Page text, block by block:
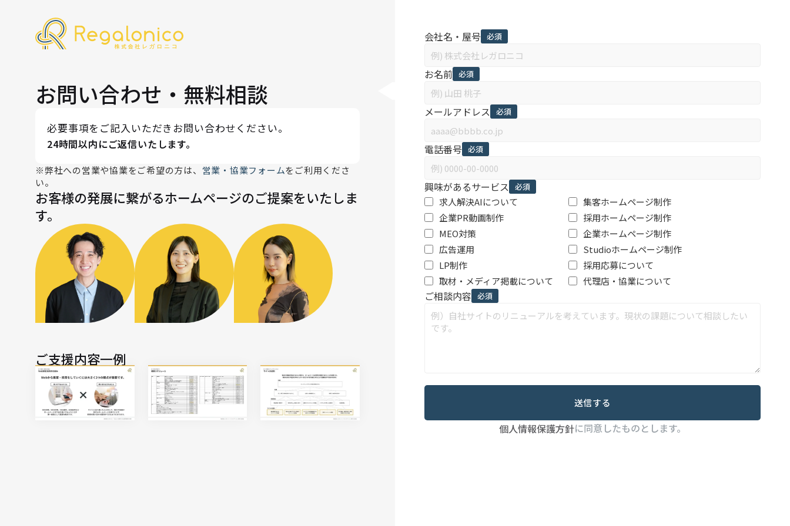
お問い合わせ・無料相談
必要事項をご記入いただきお問い合わせください。
24時間以内にご返信いたします。
※弊社への営業や協業をご希望の方は、 営業・協業フォームをご利用くださ
い。
お客様の発展に繋がるホームページのご提案をいたしま
す。
ご支援内容一例
会社名・屋号 必須
お名前 必須
メールアドレス 必須
電話番号 必須
興味があるサービス 必須
求人解決AIについて
集客ホームページ制作
企業PR動画制作
採用ホームページ制作
MEO対策
企業ホームページ制作
広告運用
Studioホームページ制作
LP制作
採用応募について
取材・メディア掲載について
代理店・協業について
ご相談内容 必須
送信する
個人情報保護方針に同意したものとします。